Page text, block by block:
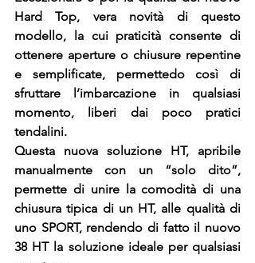
Hard Top, vera novità di questo
modello, la cui praticità consente di
ottenere aperture o chiusure repentine
e semplificate, permettedo così di
sfruttare l’imbarcazione in qualsiasi
momento, liberi dai poco pratici
tendalini.
Questa nuova soluzione HT, apribile
manualmente con un “solo dito”,
permette di unire la comodità di una
chiusura tipica di un HT, alle qualità di
uno SPORT, rendendo di fatto il nuovo
38 HT la soluzione ideale per qualsiasi